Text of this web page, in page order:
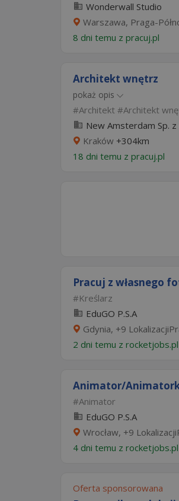
Wonderwall Studio
Warszawa, Praga-
8 dni temu z pracuj.pl
Architekt wnętrz
pokaż opis
Architekt
Architekt
New Amsterdam Sp. z
Kraków +304km
18 dni temu z pracuj.pl
Pracuj z własnego
Kreślarz
EduGO P.S.A
Gdynia, +9
2 dni temu z rocketjobs.pl
Animator/
Animator
EduGO P.S.A
Wrocław, +9
4 dni temu z rocketjobs.pl
Oferta sponsorowana